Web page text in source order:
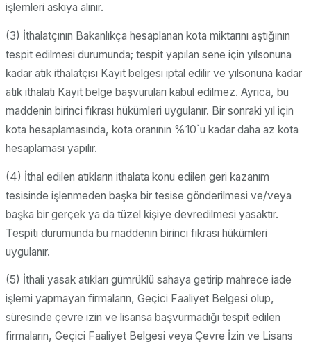
işlemleri askıya alınır.
(3) İthalatçının Bakanlıkça hesaplanan kota miktarını aştığının
tespit edilmesi durumunda; tespit yapılan sene için yılsonuna
kadar atık ithalatçısı Kayıt belgesi iptal edilir ve yılsonuna kadar
atık ithalatı Kayıt belge başvuruları kabul edilmez. Ayrıca, bu
maddenin birinci fıkrası hükümleri uygulanır. Bir sonraki yıl için
kota hesaplamasında, kota oranının %10`u kadar daha az kota
hesaplaması yapılır.
(4) İthal edilen atıkların ithalata konu edilen geri kazanım
tesisinde işlenmeden başka bir tesise gönderilmesi ve/veya
başka bir gerçek ya da tüzel kişiye devredilmesi yasaktır.
Tespiti durumunda bu maddenin birinci fıkrası hükümleri
uygulanır.
(5) İthali yasak atıkları gümrüklü sahaya getirip mahrece iade
işlemi yapmayan firmaların, Geçici Faaliyet Belgesi olup,
süresinde çevre izin ve lisansa başvurmadığı tespit edilen
firmaların, Geçici Faaliyet Belgesi veya Çevre İzin ve Lisans